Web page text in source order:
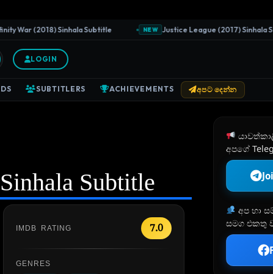
War (2018) Sinhala Subtitle NEW Justice League (2017) Sinhala
LOGIN
SUBTITLERS ACHIEVEMENTS අපට දෙන්න
Subtitle
IMDB RATING 7.0
GENRES
අපගේ
අප හා
සමග එකතු